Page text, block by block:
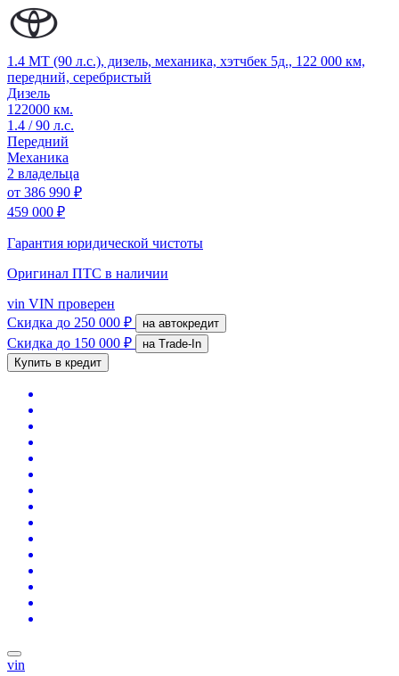
1.4 MT (90 л.с.), дизель, механика, хэтчбек 5д., 122 000 км,
передний, серебристый
Дизель
122000 км.
1.4 / 90 л.с.
Передний
Механика
2 владельца
от 386 990 ₽
459 000 ₽
Гарантия юридической чистоты
Оригинал ПТС в наличии
vin VIN проверен
Скидка до 250 000 ₽ на автокредит
Скидка до 150 000 ₽
на Trade-In
Купить в кредит
vin